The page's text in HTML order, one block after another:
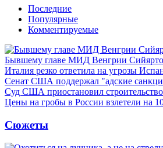
Последние
Популярные
Комментируемые
Бывшему главе МИД Венгрии Сийярто
Италия резко ответила на угрозы
Сенат США поддержал "адские
Суд США приостановил строительство
Цены на гробы в России взлетели на
Сюжеты